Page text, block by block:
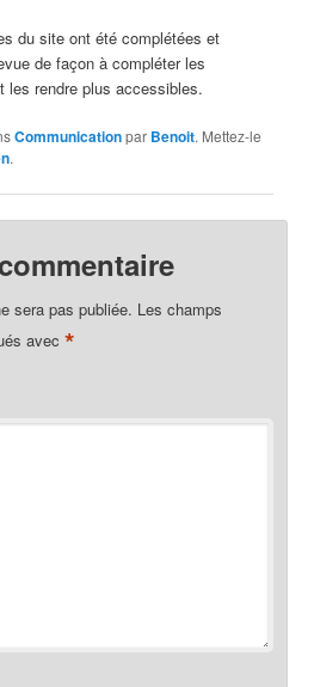
du site ont été complétées et
de façon à compléter les
les rendre plus accessibles.
Communicationpar Benoit. Mettez-le
.
sera pas publiée. Les champs
avec*